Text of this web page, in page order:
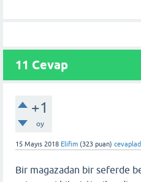
11 Cevap
+1
oy
15 Mayıs 2018 Elifim (323 puan)
Bir magazadan bir seferde